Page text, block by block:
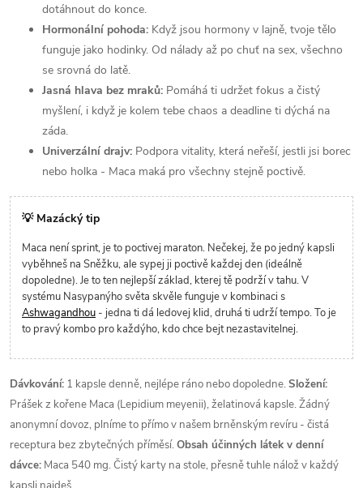
dotáhnout do konce.
Hormonální pohoda: Když jsou hormony v lajně, tvoje tělo
funguje jako hodinky. Od nálady až po chuť na sex, všechno
se srovná do latě.
Jasná hlava bez mraků: Pomáhá ti udržet fokus a čistý
myšlení, i když je kolem tebe chaos a deadline ti dýchá na
záda.
Univerzální drajv: Podpora vitality, která neřeší, jestli jsi borec
nebo holka - Maca maká pro všechny stejně poctivě.
💡 Mazácký tip
Maca není sprint, je to poctivej maraton. Nečekej, že po jedný kapsli
vyběhneš na Sněžku, ale sypej ji poctivě každej den (ideálně
dopoledne). Je to ten nejlepší základ, kterej tě podrží v tahu. V
systému Nasypanýho světa skvěle funguje v kombinaci s
Ashwagandhou - jedna ti dá ledovej klid, druhá ti udrží tempo. To je
to pravý kombo pro každýho, kdo chce bejt nezastavitelnej.
Dávkování: 1 kapsle denně, nejlépe ráno nebo dopoledne.Složení:
Prášek z kořene Maca (Lepidium meyenii), želatinová kapsle. Žádný
anonymní dovoz, plníme to přímo v našem brněnským revíru - čistá
receptura bez zbytečných příměsí.Obsah účinných látek v denní
dávce: Maca 540 mg. Čistý karty na stole, přesně tuhle nálož v každý